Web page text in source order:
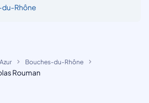
du-Rhône
Bouches-du-Rhône
Rouman